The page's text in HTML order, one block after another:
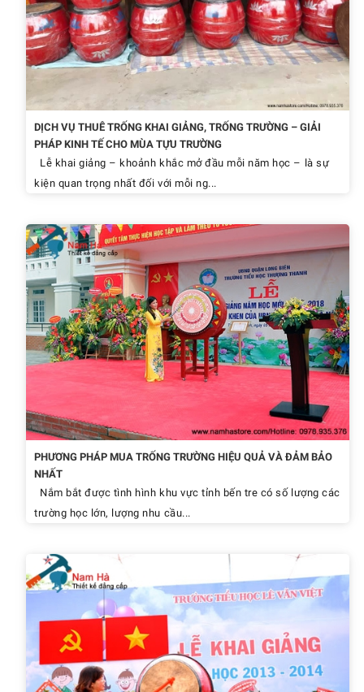
DỊCH VỤ THUÊ TRỐNG KHAI GIẢNG, TRỐNG TRƯỜNG – GIẢI
PHÁP KINH TẾ CHO MÙA TỰU TRƯỜNG
Lễ khai giảng – khoảnh khắc mở đầu mỗi năm học – là sự
kiện quan trọng nhất đối với mỗi ng...
PHƯƠNG PHÁP MUA TRỐNG TRƯỜNG HIỆU QUẢ VÀ ĐẢM BẢO
NHẤT
Nắm bắt được tình hình khu vực tỉnh bến tre có số lượng các
trường học lớn, lượng nhu cầu...